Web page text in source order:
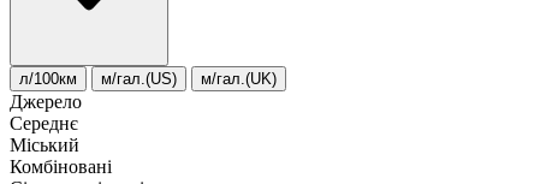
л/100км м/гал.(US) м/гал.(UK)
Джерело
Середнє
Міський
Комбіновані